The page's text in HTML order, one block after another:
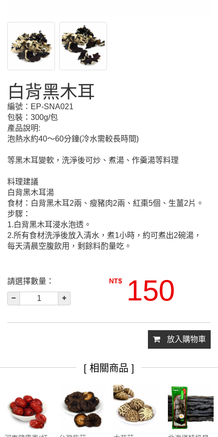
白背黑木耳
編號： EP-SNA021
包裝：300g/包
產品說明:
泡熱水約40～60分鐘(冷水需較長時間)
等黑木耳變軟，洗淨後可炒、煮湯、作羹湯等料理
料理建議
白背黑木耳湯
食材：白背黑木耳2兩、瘦豬肉2兩、紅棗5個、生薑2片。
步驟：
1.白背黑木耳浸水泡透。
2.所有食材洗淨後放入清水，煮1小時，約可煮出2碗湯，
每天清晨空腹飲用，剩餘料酌量吃。
請選擇數量： NT$ 150
放入購物車
[ 相關商品 ]